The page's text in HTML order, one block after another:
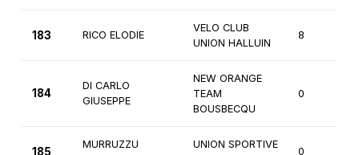
183 RICO ELODIE
VELO CLUB
UNION HALLUIN
8
184
DI CARLO
GIUSEPPE
NEW ORANGE
TEAM
BOUSBECQU
0
185
MURRUZZU
UNION SPORTIVE
0